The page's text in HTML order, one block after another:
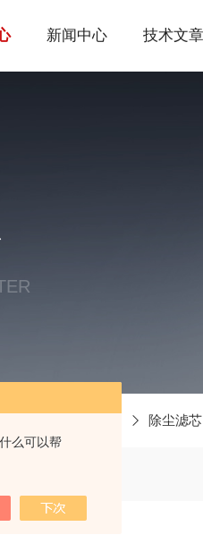
么可以帮
新闻中心 技术文章
除尘滤芯